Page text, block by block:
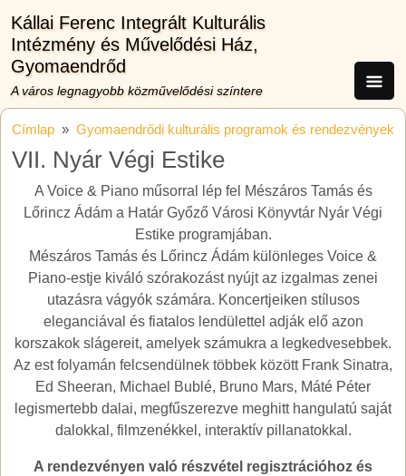
Kállai Ferenc Integrált Kulturális
Intézmény és Művelődési Ház,
Gyomaendrőd
A város legnagyobb közművelődési színtere
Címlap Gyomaendrődi kulturális programok és rendezvények
VII. Nyár Végi Estike
A Voice & Piano műsorral lép fel Mészáros Tamás és
Lőrincz Ádám a Határ Győző Városi Könyvtár Nyár Végi
Estike programjában.
Mészáros Tamás és Lőrincz Ádám különleges Voice &
Piano-estje kiváló szórakozást nyújt az izgalmas zenei
utazásra vágyók számára. Koncertjeiken stílusos
eleganciával és fiatalos lendülettel adják elő azon
korszakok slágereit, amelyek számukra a legkedvesebbek.
Az est folyamán felcsendülnek többek között Frank Sinatra,
Ed Sheeran, Michael Bublé, Bruno Mars, Máté Péter
legismertebb dalai, megfűszerezve meghitt hangulatú saját
dalokkal, filmzenékkel, interaktív pillanatokkal.
A rendezvényen való részvétel regisztrációhoz és